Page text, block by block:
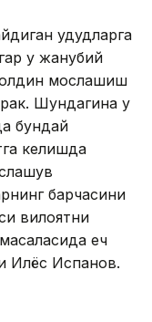
ҳудудларга
у жанубий
олдин мослашиш
Шундагина у
бундай
келишда
барчасини
вилоятни
ҳеч
Илёс Испанов.